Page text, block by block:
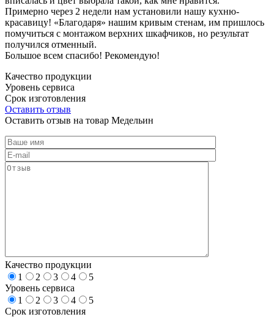
Примерно через 2 недели нам установили нашу кухню-
красавицу! «Благодаря» нашим кривым стенам, им пришлось
помучиться с монтажом верхних шкафчиков, но результат
получился отменный.
Большое всем спасибо! Рекомендую!
Качество продукции
Уровень сервиса
Срок изготовления
Оставить отзыв
Оставить отзыв на товар Медельин
Качество продукции
1
2 3 4
5
Уровень сервиса
1
2 3 4
5
Срок изготовления